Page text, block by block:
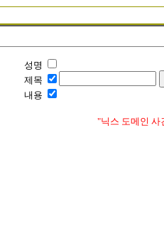
성명
제목
내용
"닉스 도메인 사